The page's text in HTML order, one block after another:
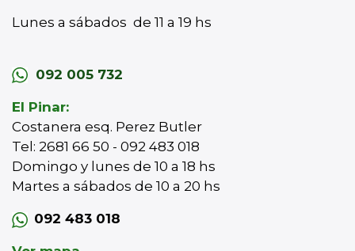
Lunes a sábados de 11 a 19 hs
092 005 732
El Pinar:
Costanera esq. Perez Butler
Tel: 2681 66 50 - 092 483 018
Domingo y lunes de 10 a 18 hs
Martes a sábados de 10 a 20 hs
092 483 018